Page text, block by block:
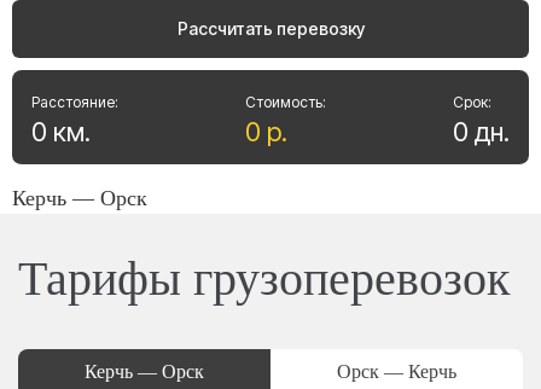
Рассчитать перевозку
Стоимость:
0 р.
Расстояние:
0 км.
Срок:
0 дн.
Керчь — Орск
Тарифы грузоперевозок
Керчь — Орск Орск — Керчь